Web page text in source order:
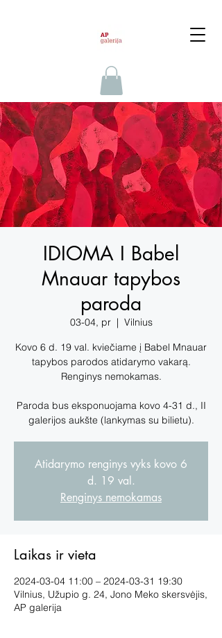
IDIOMA I Babel
Mnauar tapybos
paroda
03-04, pr
  |
Vilnius
Kovo 6 d. 19 val. kviečiame į Babel Mnauar
tapybos parodos atidarymo vakarą.
Renginys nemokamas.
Paroda bus eksponuojama kovo 4-31 d., II
galerijos aukšte (lankymas su bilietu).
Atidarymo renginys vyks kovo 6
d. 19 val.
Renginys nemokamas
Laikas ir vieta
2024-03-04 11:00 – 2024-03-31 19:30
Vilnius, Užupio g. 24, Jono Meko skersvėjis,
AP galerija